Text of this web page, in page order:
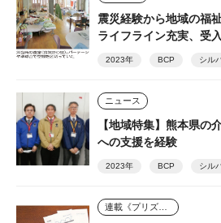
震災経験から地域の福
ライフライン充実、受
2023年 BCP シル
ニュース
【地域特集】熊本県の
への支援を経験
2023年 BCP シル